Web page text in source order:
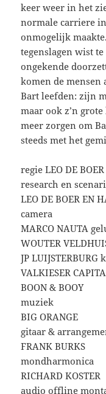
keer weer in het
normale carriere
onmogelijk
tegenslagen wist
ongekende
komen de
Bart leefden: zijn
maar ook z’n
meer zorgen om
steeds met het
regie LEO DE BOER
research en
LEO DE BOER EN
camera
MARCO NAUTA
WOUTER
JP
VALKIESER
BOON & BOOY
muziek
BIG ORANGE
gitaar &
FRANK BURKS
mondharmonica
RICHARD KOSTER
audio offline